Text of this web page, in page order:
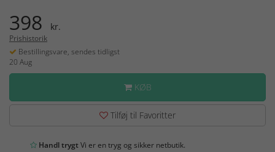
398 kr.
Prishistorik
Bestillingsvare, sendes tidligst
20 Aug
KØB
Tilføj til Favoritter
Handl trygtVi er en tryg og sikker netbutik.